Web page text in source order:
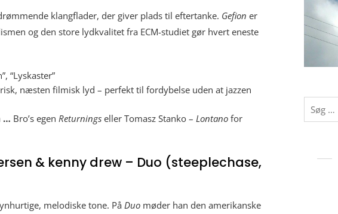
klangflader, der giver plads til eftertanke. Gefion er
og den store lydkvalitet fra ECM-studiet gør hvert eneste
“Lyskaster”
næsten filmisk lyd – perfekt til fordybelse uden at jazzen
… Bro’s egenReturnings eller Tomasz Stanko –Lontano for
& kenny drew – Duo (steeplechase,
melodiske tone. På Duo møder han den amerikanske
Søg
efter: